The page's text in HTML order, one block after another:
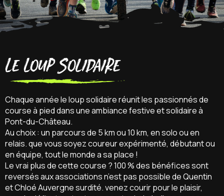
Le Loup solidaire
Chaque année le loup solidaire réunit les passionnés de
course à pied dans une ambiance festive et solidaire à
Pont-du-Château.
Au choix : un parcours de 5 km ou 10 km, en solo ou en
relais. que vous soyez coureur expérimenté, débutant ou
en équipe, tout le monde a sa place !
Le vrai plus de cette course ? 100 % des bénéfices sont
reversés aux associations n’est pas possible de Quentin
et Chloé Auvergne surdité. venez courir pour le plaisir,